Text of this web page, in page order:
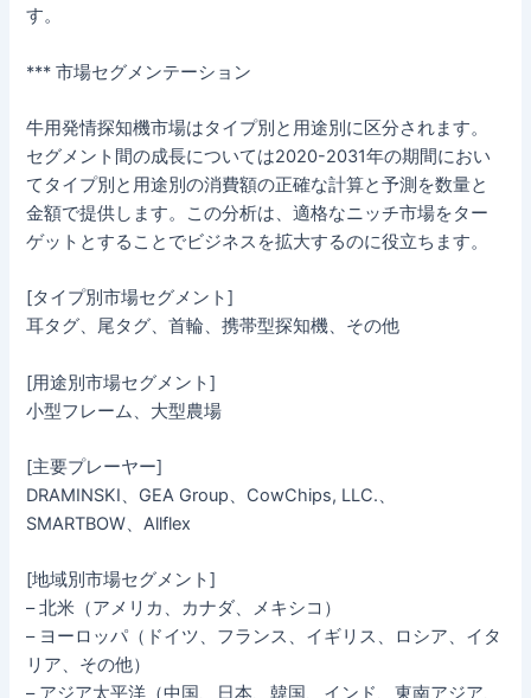
す。
*** 市場セグメンテーション
牛用発情探知機市場はタイプ別と用途別に区分されます。
セグメント間の成長については2020-2031年の期間におい
てタイプ別と用途別の消費額の正確な計算と予測を数量と
金額で提供します。この分析は、適格なニッチ市場をター
ゲットとすることでビジネスを拡大するのに役立ちます。
[タイプ別市場セグメント]
耳タグ、尾タグ、首輪、携帯型探知機、その他
[用途別市場セグメント]
小型フレーム、大型農場
[主要プレーヤー]
DRAMINSKI、GEA Group、CowChips, LLC.、
SMARTBOW、Allflex
[地域別市場セグメント]
– 北米（アメリカ、カナダ、メキシコ）
– ヨーロッパ（ドイツ、フランス、イギリス、ロシア、イタ
リア、その他）
– アジア太平洋（中国、日本、韓国、インド、東南アジア、